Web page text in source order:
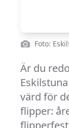
Foto:
Är du
värd för
flipper: